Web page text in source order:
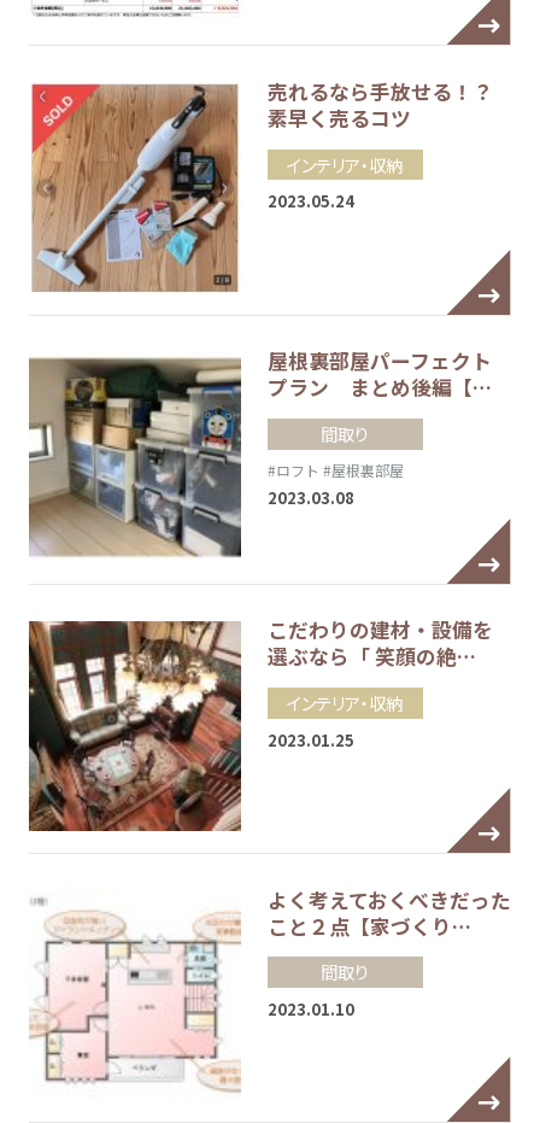
売れるなら手放せる！？
素早く売るコツ
インテリア・収納
2023.05.24
屋根裏部屋パーフェクト
プラン まとめ後編【…
間取り
#ロフト #屋根裏部屋
2023.03.08
こだわりの建材・設備を
選ぶなら「 笑顔の絶…
インテリア・収納
2023.01.25
よく考えておくべきだった
こと２点【家づくり…
間取り
2023.01.10